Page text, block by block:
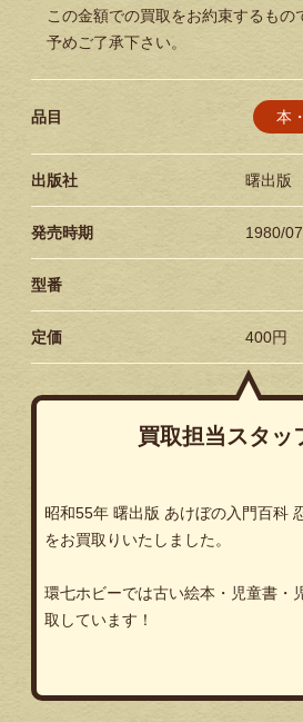
この金額での買取をお約束するもの
予めご了承下さい。
品目 本
出版社 曙出版
発売時期 ‎1980/
型番
定価 400円
買取担当スタッ
昭和55年 曙出版 あけぼの入門百科
をお買取りいたしました。
環七ホビーでは古い絵本・児童書・
取しています！